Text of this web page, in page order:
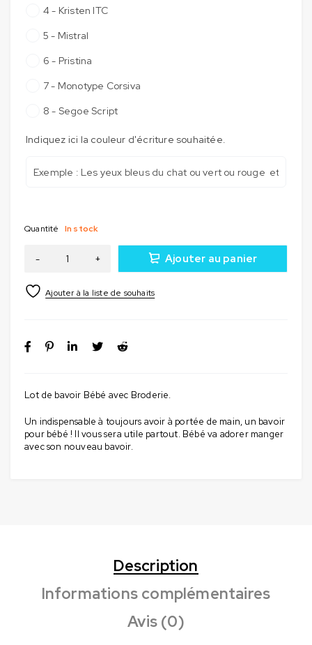
Lot de bavoir Bébé avec Broderie.
Un indispensable à toujours avoir à portée de main, un bavoir
pour bébé ! Il vous sera utile partout. Bébé va adorer manger
avec son nouveau bavoir.
4 - Kristen ITC
5 - Mistral
6 - Pristina
7 - Monotype Corsiva
8 - Segoe Script
Indiquez ici la couleur d'écriture souhaitée.
Quantité In stock
Ajouter au panier
Description
Informations complémentaires
Avis (0)